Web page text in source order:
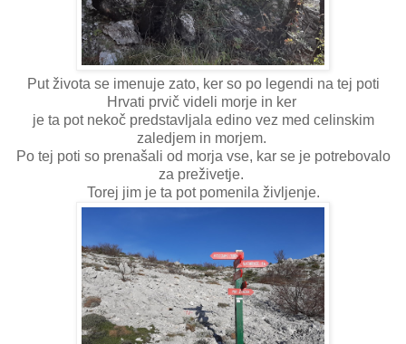
Put života se imenuje zato, ker so po legendi na tej poti
Hrvati prvič videli morje in ker
je ta pot nekoč predstavljala edino vez med celinskim
zaledjem in morjem.
Po tej poti so prenašali od morja vse, kar se je potrebovalo
za preživetje.
Torej jim je ta pot pomenila življenje.